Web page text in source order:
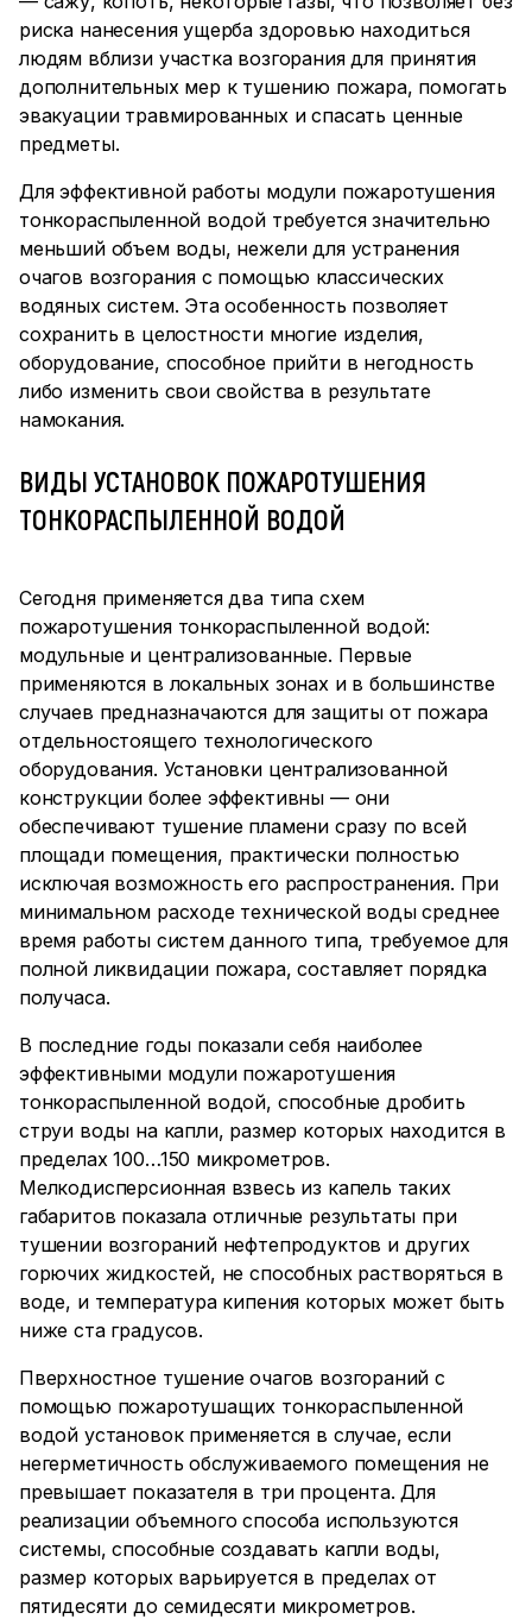
риска нанесения ущерба здоровью находиться
людям вблизи участка возгорания для принятия
дополнительных мер к тушению пожара, помогать
эвакуации травмированных и спасать ценные
предметы.
Для эффективной работы модули пожаротушения
тонкораспыленной водой требуется значительно
меньший объем воды, нежели для устранения
очагов возгорания с помощью классических
водяных систем. Эта особенность позволяет
сохранить в целостности многие изделия,
оборудование, способное прийти в негодность
либо изменить свои свойства в результате
намокания.
ВИДЫ УСТАНОВОК ПОЖАРОТУШЕНИЯ
ТОНКОРАСПЫЛЕННОЙ ВОДОЙ
Сегодня применяется два типа схем
пожаротушения тонкораспыленной водой:
модульные и централизованные. Первые
применяются в локальных зонах и в большинстве
случаев предназначаются для защиты от пожара
отдельностоящего технологического
оборудования. Установки централизованной
конструкции более эффективны — они
обеспечивают тушение пламени сразу по всей
площади помещения, практически полностью
исключая возможность его распространения. При
минимальном расходе технической воды среднее
время работы систем данного типа, требуемое для
полной ликвидации пожара, составляет порядка
получаса.
В последние годы показали себя наиболее
эффективными модули пожаротушения
тонкораспыленной водой, способные дробить
струи воды на капли, размер которых находится в
пределах 100…150 микрометров.
Мелкодисперсионная взвесь из капель таких
габаритов показала отличные результаты при
тушении возгораний нефтепродуктов и других
горючих жидкостей, не способных растворяться в
воде, и температура кипения которых может быть
ниже ста градусов.
Пверхностное тушение очагов возгораний с
помощью пожаротушащих тонкораспыленной
водой установок применяется в случае, если
негерметичность обслуживаемого помещения не
превышает показателя в три процента. Для
реализации объемного способа используются
системы, способные создавать капли воды,
размер которых варьируется в пределах от
пятидесяти до семидесяти микрометров.